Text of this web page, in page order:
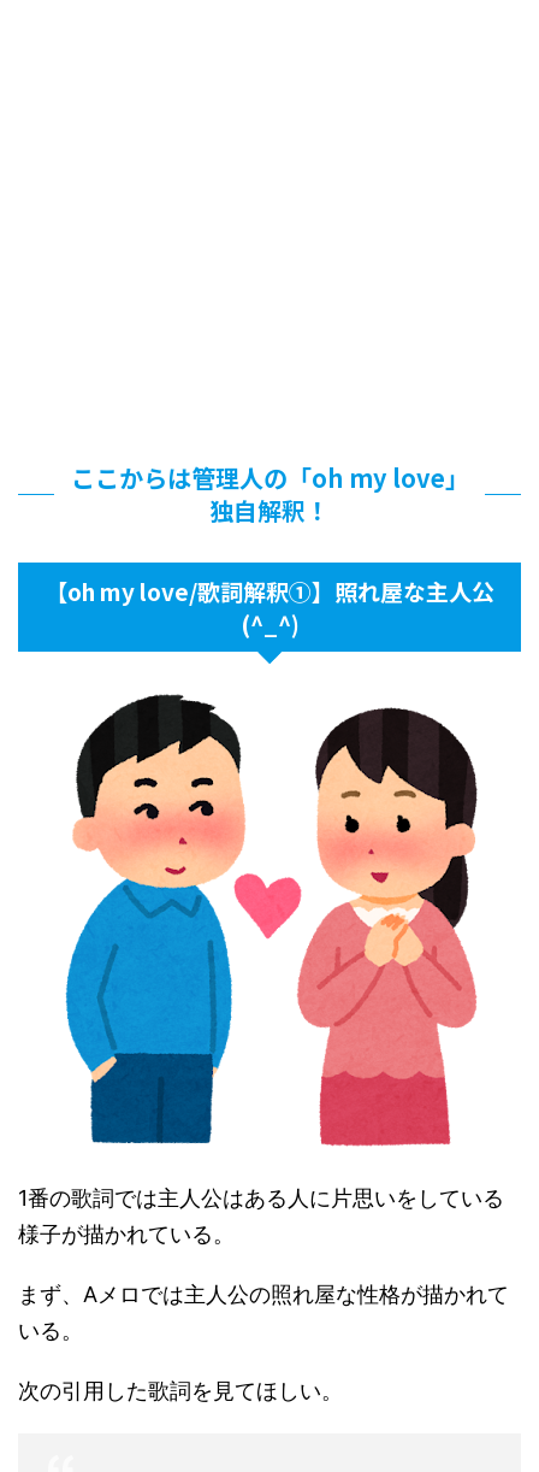
ここからは管理人の「oh my love」
独自解釈！
【oh my love/歌詞解釈①】照れ屋な主人公
(^_^)
1番の歌詞では主人公はある人に片思いをしている
様子が描かれている。
まず、Aメロでは主人公の照れ屋な性格が描かれて
いる。
次の引用した歌詞を見てほしい。